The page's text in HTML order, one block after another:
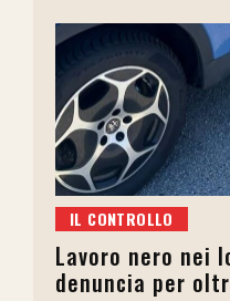
IL CONTROLLO
Lavoro nero nei
denuncia per